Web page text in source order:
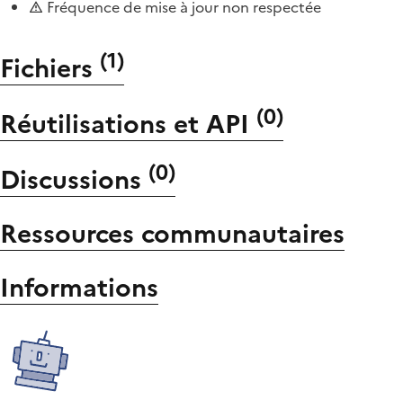
Fréquence de mise à jour non respectée
Fichiers (1)
Réutilisations et API (0)
Discussions (0)
Ressources communautaires
Informations